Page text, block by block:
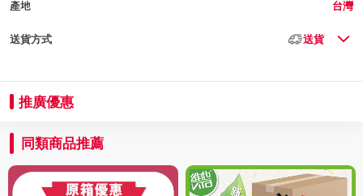
產地 台灣
送貨方式 送貨
推廣優惠
同類商品推薦